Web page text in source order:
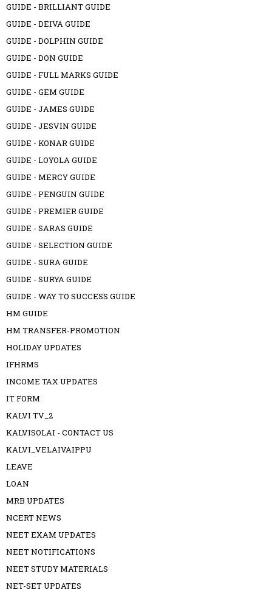
GUIDE - BRILLIANT GUIDE
GUIDE - DEIVA GUIDE
GUIDE - DOLPHIN GUIDE
GUIDE - DON GUIDE
GUIDE - FULL MARKS GUIDE
GUIDE - GEM GUIDE
GUIDE - JAMES GUIDE
GUIDE - JESVIN GUIDE
GUIDE - KONAR GUIDE
GUIDE - LOYOLA GUIDE
GUIDE - MERCY GUIDE
GUIDE - PENGUIN GUIDE
GUIDE - PREMIER GUIDE
GUIDE - SARAS GUIDE
GUIDE - SELECTION GUIDE
GUIDE - SURA GUIDE
GUIDE - SURYA GUIDE
GUIDE - WAY TO SUCCESS GUIDE
HM GUIDE
HM TRANSFER-PROMOTION
HOLIDAY UPDATES
IFHRMS
INCOME TAX UPDATES
IT FORM
KALVI TV_2
KALVISOLAI - CONTACT US
KALVI_VELAIVAIPPU
LEAVE
LOAN
MRB UPDATES
NCERT NEWS
NEET EXAM UPDATES
NEET NOTIFICATIONS
NEET STUDY MATERIALS
NET-SET UPDATES